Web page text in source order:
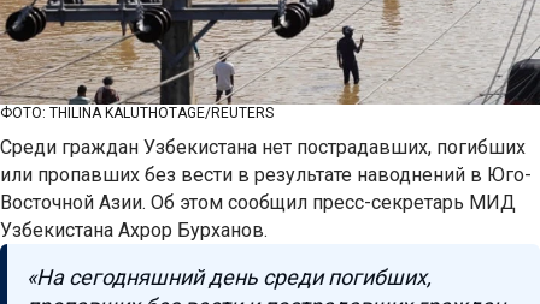
ФОТО: THILINA KALUTHOTAGE/REUTERS
Среди граждан Узбекистана нет пострадавших, погибших
или пропавших без вести в результате наводнений в Юго-
Восточной Азии. Об этом сообщил пресс-секретарь МИД
Узбекистана Ахрор Бурханов.
«На сегодняшний день среди погибших,